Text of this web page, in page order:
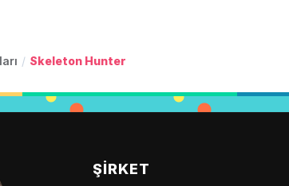
/ Skeleton Hunter
ŞIRKET